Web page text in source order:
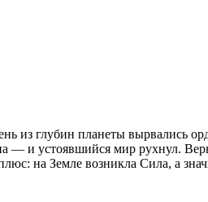
из глубин планеты вырвались
— и устоявшийся мир рухнул.
на Земле возникла Сила, а